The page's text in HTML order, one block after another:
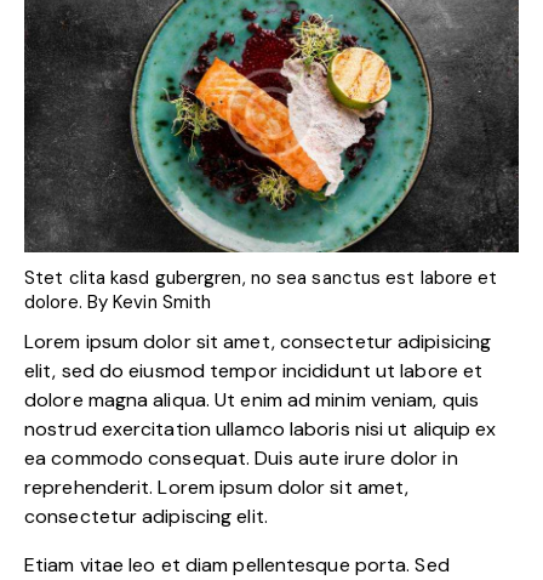
Stet clita kasd gubergren, no sea sanctus est labore et
dolore. ByKevin Smith
Lorem ipsum dolor sit amet, consectetur adipisicing
elit, sed do eiusmod tempor incididunt ut labore et
dolore magna aliqua. Ut enim ad minim veniam, quis
nostrud exercitation ullamco laboris nisi ut aliquip ex
ea commodo consequat. Duis aute irure dolor in
reprehenderit. Lorem ipsum dolor sit amet,
consectetur adipiscing elit.
Etiam vitae leo et diam pellentesque porta. Sed